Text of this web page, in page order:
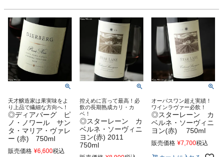
天才醸造家は果実味をよ
り上品で繊細な方向へ！
◎ディアバーグ ピ
ノ・ノワール サン
タ・マリア・ヴァレ
ー (赤) 750ml
販売価格 ¥6,600税込
控えめに言って最高！必
飲の長期熟成カリ・カ
ベ！
◎スターレーン カ
ベルネ・ソーヴィニ
ヨン(赤) 2011
750ml
オーパスワン超え実績！
ワインラヴァー必飲！
◎スターレーン カ
ベルネ・ソーヴィニ
ヨン(赤) 750ml
販売価格 ¥7,700税込